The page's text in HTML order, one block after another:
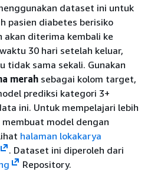
dataset ini untuk
pasien diabetes berisiko
akan diterima kembali ke
30 hari setelah keluar,
tidak sama sekali. Gunakan
merah sebagai kolom target,
prediksi kategori 3+
ini. Untuk mempelajari lebih
model dengan
halaman lokakarya
. Dataset ini diperoleh dari
Repository.